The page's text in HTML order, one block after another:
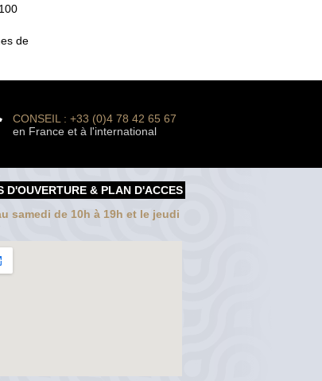
de
CONSEIL : +33 (0)4 78 42 65 67
en France et à l'international
D'OUVERTURE & PLAN D'ACCES
samedi de 10h à 19h et le jeudi